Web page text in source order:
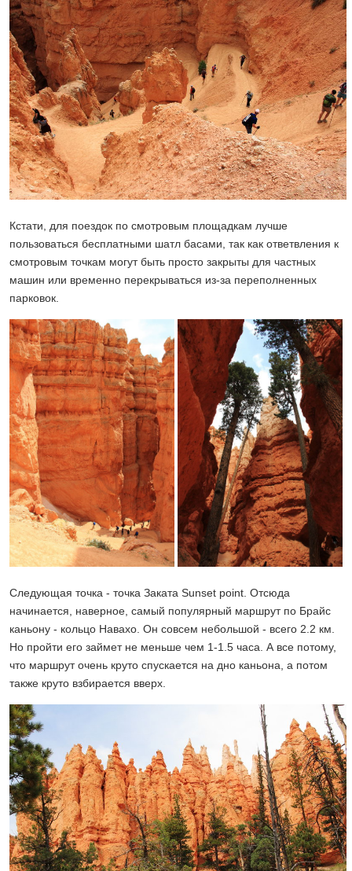
Кстати, для поездок по смотровым площадкам лучше
пользоваться бесплатными шатл басами, так как ответвления к
смотровым точкам могут быть просто закрыты для частных
машин или временно перекрываться из-за переполненных
парковок.
Следующая точка - точка Заката Sunset point. Отсюда
начинается, наверное, самый популярный маршрут по Брайс
каньону - кольцо Навахо. Он совсем небольшой - всего 2.2 км.
Но пройти его займет не меньше чем 1-1.5 часа. А все потому,
что маршрут очень круто спускается на дно каньона, а потом
также круто взбирается вверх.